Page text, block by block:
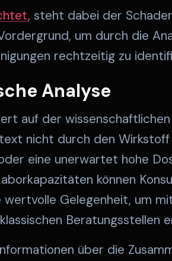
, steht dabei der
um durch die
rechtzeitig zu
Analyse
auf der wissenschaftlichen
nicht durch den
eine unerwartet hohe
können
Gelegenheit, um
Beratungsstellen
über die